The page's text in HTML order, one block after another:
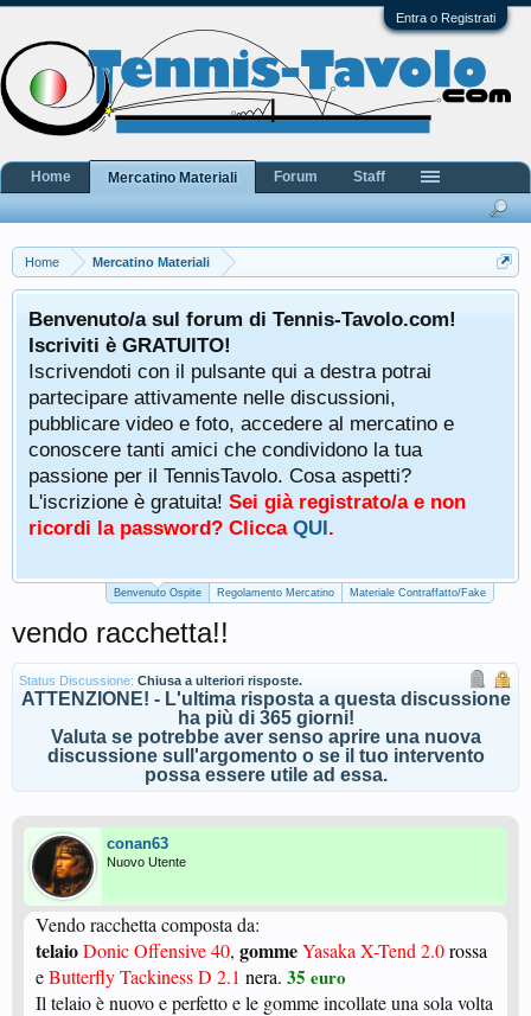
Entra o Registrati
Home Mercatino Materiali
Benvenuto/a sul forum di Tennis-Tavolo.com!
Iscriviti è GRATUITO!
Iscrivendoti con il pulsante qui a destra potrai
partecipare attivamente nelle discussioni,
pubblicare video e foto, accedere al mercatino e
conoscere tanti amici che condividono la tua
passione per il TennisTavolo. Cosa aspetti?
L'iscrizione è gratuita! Sei già registrato/a e non
ricordi la password? Clicca QUI.
Benvenuto Ospite Regolamento Mercatino Materiale Contraffatto/Fake
vendo racchetta!!
Status Discussione: Chiusa a ulteriori risposte.
ATTENZIONE! - L'ultima risposta a questa discussione
ha più di 365 giorni!
Valuta se potrebbe aver senso aprire una nuova
discussione sull'argomento o se il tuo intervento
possa essere utile ad essa.
conan63
Nuovo Utente
Vendo racchetta composta da:
telaioDonic Offensive 40, gommeYasaka X-Tend 2.0rossa
eButterfly Tackiness D 2.1 nera. 35 euro
Il telaio è nuovo e perfetto e le gomme incollate una sola volta
Home Mercatino Materiali Forum Staff